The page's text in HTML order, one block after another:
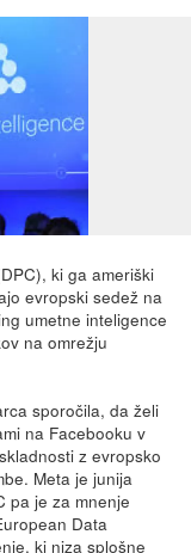
ki ga ameriški
evropski sedež na
umetne inteligence
na omrežju
sporočila, da želi
na Facebooku v
z evropsko
Meta je junija
pa je za mnenje
Data
ki niza splošne